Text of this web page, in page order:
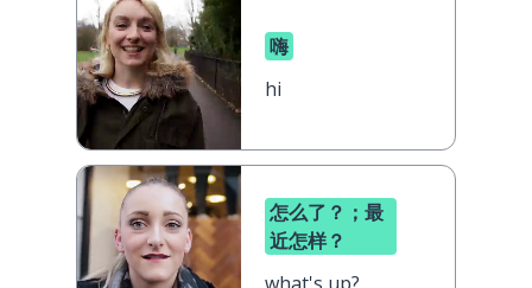
嗨
hi
怎么了？；最
近怎样？